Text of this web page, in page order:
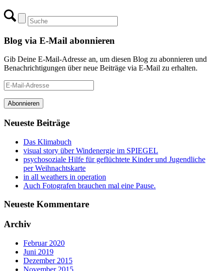
Blog via E-Mail abonnieren
Gib Deine E-Mail-Adresse an, um diesen Blog zu abonnieren und
Benachrichtigungen über neue Beiträge via E-Mail zu erhalten.
E-
Mail-
Adresse
Abonnieren
Neueste Beiträge
Das Klimabuch
visual story über Windenergie im SPIEGEL
psychosoziale Hilfe für geflüchtete Kinder und Jugendliche
per Weihnachtskarte
in all weathers in operation
Auch Fotografen brauchen mal eine Pause.
Neueste Kommentare
Archiv
Februar 2020
Juni 2019
Dezember 2015
November 2015